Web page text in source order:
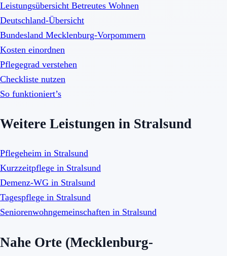
Leistungsübersicht Betreutes Wohnen
Deutschland-Übersicht
Bundesland Mecklenburg-Vorpommern
Kosten einordnen
Pflegegrad verstehen
Checkliste nutzen
So funktioniert’s
Weitere Leistungen in Stralsund
Pflegeheim in Stralsund
Kurzzeitpflege in Stralsund
Demenz-WG in Stralsund
Tagespflege in Stralsund
Seniorenwohngemeinschaften in Stralsund
Nahe Orte (Mecklenburg-